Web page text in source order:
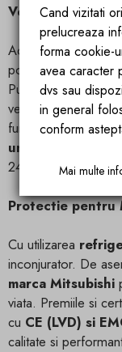
Versatilitate si
Acest deshidrator
pot aparea gaze
Puteti alege sa-l
verticala, iar kit-ul
furtunul de condens
un filtru de aer
24 de ore pentru
Protectie pentru
Cu utilizarea
inconjurator. De
marca Mitsubishi
viata. Premiile si
cu CE (LVD) si
calitate si
Cand vizitati
prelucreaza
forma cookie-
avea caracter
dvs sau
in general
conform
Mai multe